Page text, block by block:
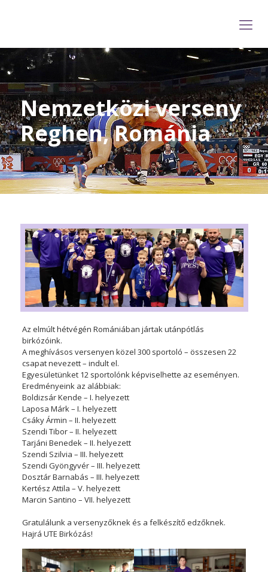
Nemzetközi verseny
Reghen, Románia
Az elmúlt hétvégén Romániában jártak utánpótlás
birkózóink.
A meghívásos versenyen közel 300 sportoló – összesen 22
csapat nevezett – indult el.
Egyesületünket 12 sportolónk képviselhette az eseményen.
Eredményeink az alábbiak:
Boldizsár Kende – I. helyezett
Laposa Márk – I. helyezett
Csáky Ármin – II. helyezett
Szendi Tibor – II. helyezett
Tarjáni Benedek – II. helyezett
Szendi Szilvia – III. helyezett
Szendi Gyöngyvér – III. helyezett
Dosztár Barnabás – III. helyezett
Kertész Attila – V. helyezett
Marcin Santino – VII. helyezett
Gratulálunk a versenyzőknek és a felkészítő edzőknek.
Hajrá UTE Birkózás!